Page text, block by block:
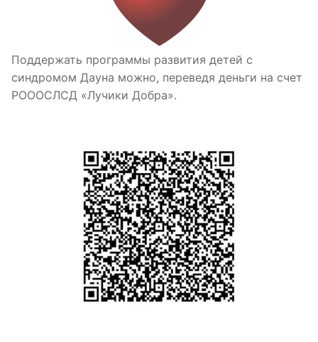
Поддержать программы развития детей с
синдромом Дауна можно, переведя деньги на счет
РОООСЛСД «Лучики Добра».